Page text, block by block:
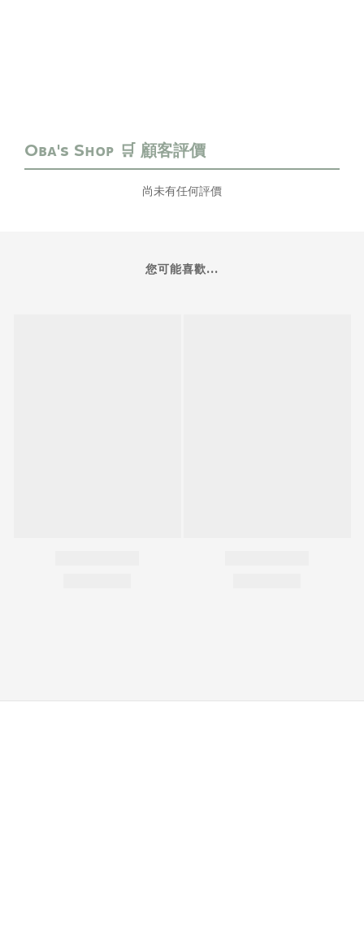
尚未有任何評價
您可能喜歡...